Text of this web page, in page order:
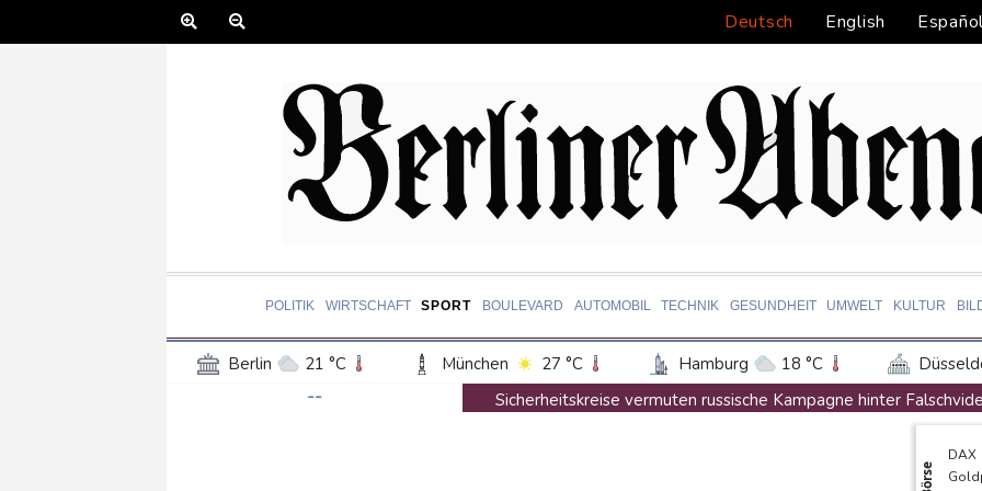
Deutsch English
POLITIK WIRTSCHAFT SPORT BOULEVARD AUTOMOBIL TECHNIK GESUNDHEIT UMWELT KULTUR
Berlin 21 °C München 27 °C Hamburg 18 °C
Frankfurt am Main
Potsdam 21 °C Leipzig 24 °C
Bremen
Wien
--
Sicherheitskreise vermuten russische Kampagne hinter
Nationaler Sicherheitsrat mit Merz tagt zu Drohnenvorfall in
Börse
DAX